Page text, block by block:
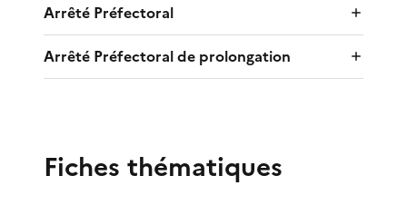
Arrêté Préfectoral
Arrêté Préfectoral de prolongation
Fiches thématiques